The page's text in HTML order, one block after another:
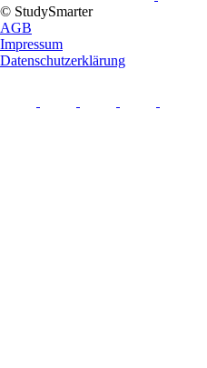
© StudySmarter
AGB
Impressum
Datenschutzerklärung